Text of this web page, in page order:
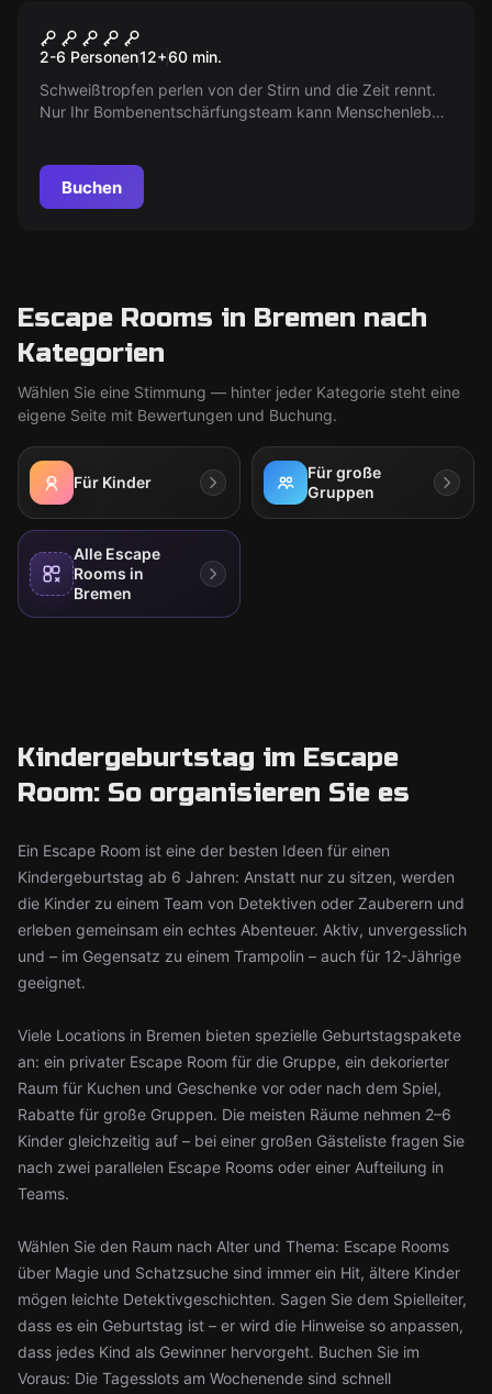
The Bomb
2-6 Personen12+60 min.
Schweißtropfen perlen von der Stirn und die Zeit rennt.
Nur Ihr Bombenentschärfungsteam kann Menschenleben
Buchen
Escape Rooms in Bremen nach
Kategorien
Wählen Sie eine Stimmung — hinter jeder Kategorie steht eine
eigene Seite mit Bewertungen und Buchung.
Für Kinder
Für große
Gruppen
Alle Escape
Rooms in
Bremen
Kindergeburtstag im Escape
Room: So organisieren Sie es
Ein Escape Room ist eine der besten Ideen für einen
Kindergeburtstag ab 6 Jahren: Anstatt nur zu sitzen, werden
die Kinder zu einem Team von Detektiven oder Zauberern und
erleben gemeinsam ein echtes Abenteuer. Aktiv, unvergesslich
und – im Gegensatz zu einem Trampolin – auch für 12-Jährige
geeignet.
Viele Locations in Bremen bieten spezielle Geburtstagspakete
an: ein privater Escape Room für die Gruppe, ein dekorierter
Raum für Kuchen und Geschenke vor oder nach dem Spiel,
Rabatte für große Gruppen. Die meisten Räume nehmen 2–6
Kinder gleichzeitig auf – bei einer großen Gästeliste fragen Sie
nach zwei parallelen Escape Rooms oder einer Aufteilung in
Teams.
Wählen Sie den Raum nach Alter und Thema: Escape Rooms
über Magie und Schatzsuche sind immer ein Hit, ältere Kinder
mögen leichte Detektivgeschichten. Sagen Sie dem Spielleiter,
dass es ein Geburtstag ist – er wird die Hinweise so anpassen,
dass jedes Kind als Gewinner hervorgeht. Buchen Sie im
Voraus: Die Tagesslots am Wochenende sind schnell